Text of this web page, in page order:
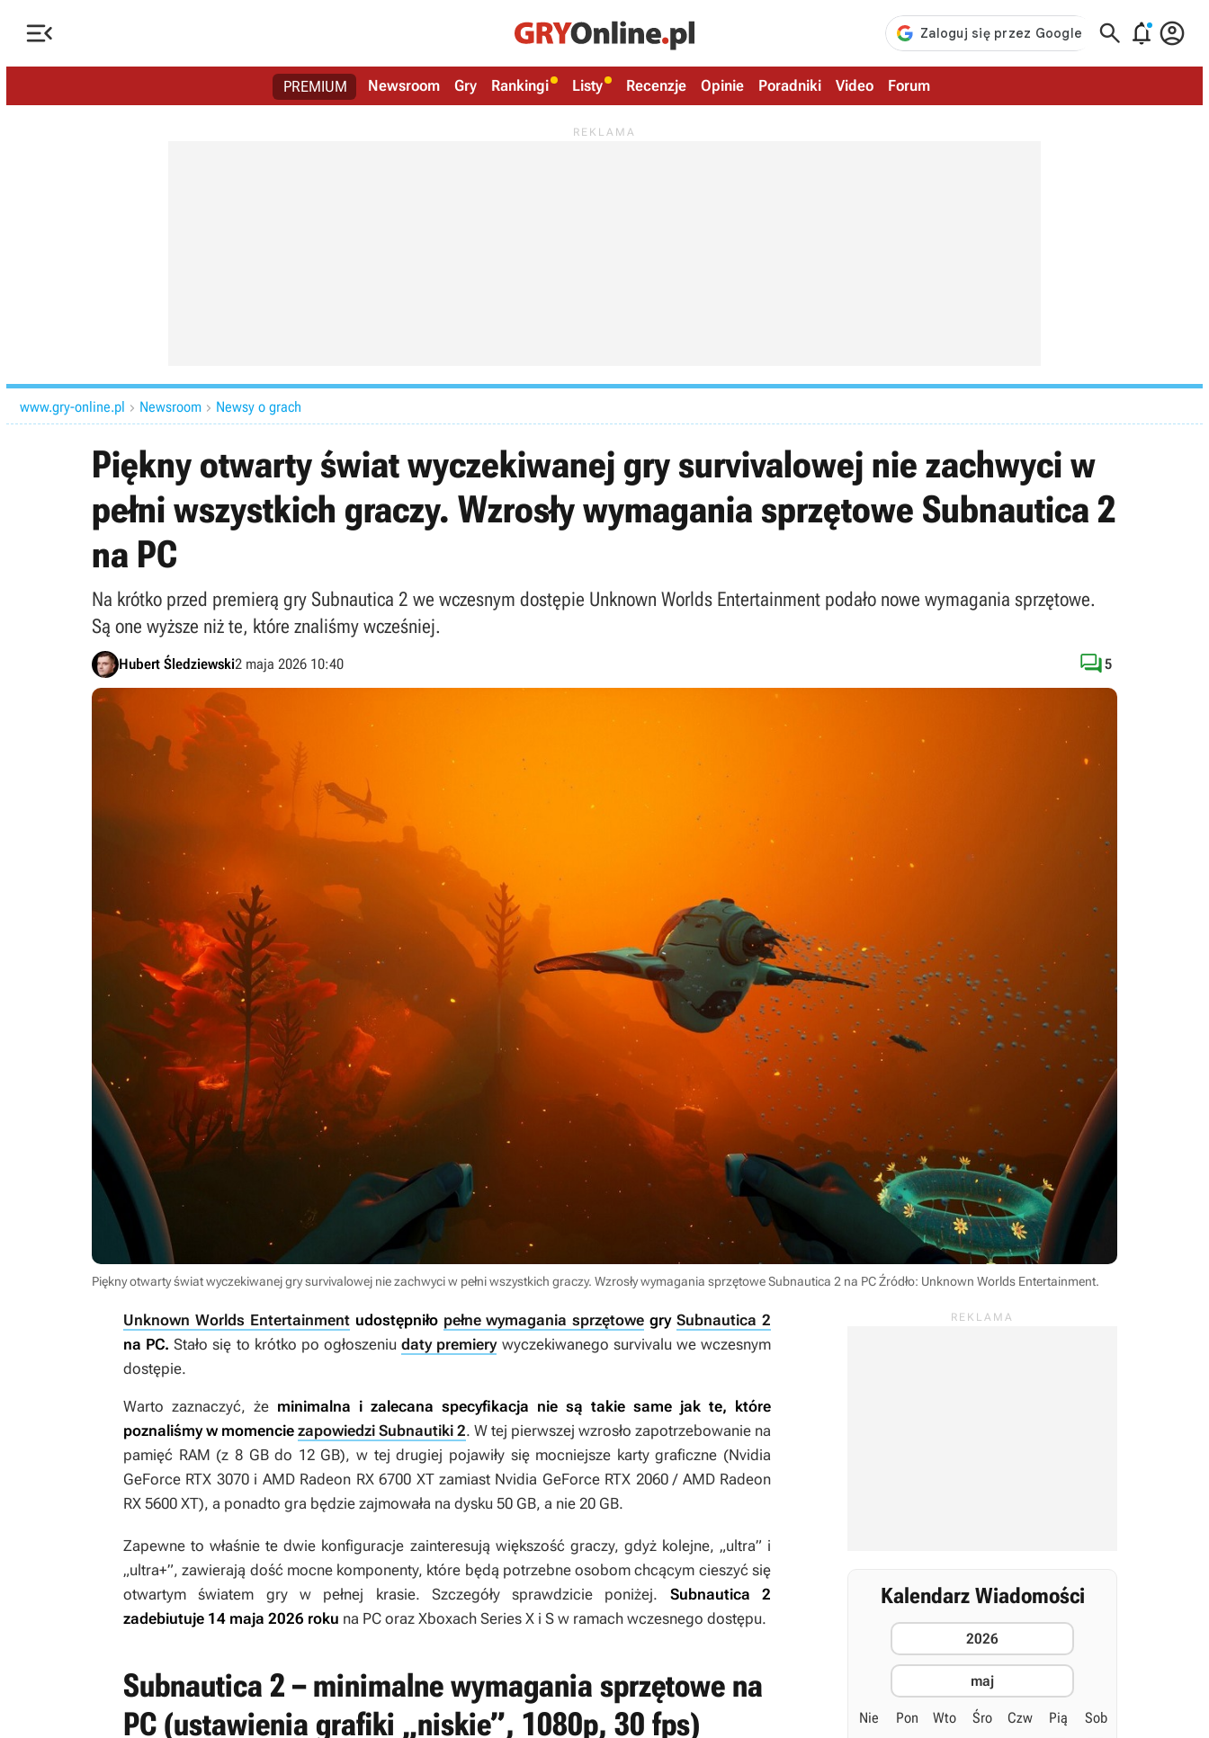
   
PREMIUM Newsroom Gry Rankingi Listy Recenzje Opinie Poradniki Video Forum
www.gry-online.pl  Newsroom  Newsy o grach
Piękny otwarty świat wyczekiwanej gry survivalowej nie zachwyci w
pełni wszystkich graczy. Wzrosły wymagania sprzętowe Subnautica 2
na PC
Na krótko przed premierą gry Subnautica 2 we wczesnym dostępie Unknown Worlds Entertainment podało nowe wymagania sprzętowe.
Są one wyższe niż te, które znaliśmy wcześniej.
Hubert Śledziewski2 maja 2026 10:40 5
Piękny otwarty świat wyczekiwanej gry survivalowej nie zachwyci w pełni wszystkich graczy. Wzrosły wymagania sprzętowe Subnautica 2 na PCŹródło: Unknown Worlds Entertainment.
Unknown Worlds Entertainmentudostępniło pełne wymagania sprzętowe grySubnautica 2
na PC. Stało się to krótko po ogłoszeniudaty premierywyczekiwanego survivalu we wczesnym
dostępie.
Warto zaznaczyć, że minimalna i zalecana specyfikacja nie są takie same jak te, które
poznaliśmy w momencie zapowiedzi Subnautiki 2. W tej pierwszej wzrosło zapotrzebowanie na
pamięć RAM (z 8 GB do 12 GB), w tej drugiej pojawiły się mocniejsze karty graficzne (Nvidia
GeForce RTX 3070 i AMD Radeon RX 6700 XT zamiast Nvidia GeForce RTX 2060 / AMD Radeon
RX 5600 XT), a ponadto gra będzie zajmowała na dysku 50 GB, a nie 20 GB.
Zapewne to właśnie te dwie konfiguracje zainteresują większość graczy, gdyż kolejne, „ultra” i
„ultra+”, zawierają dość mocne komponenty, które będą potrzebne osobom chcącym cieszyć się
otwartym światem gry w pełnej krasie. Szczegóły sprawdzicie poniżej. Subnautica 2
zadebiutuje 14 maja 2026 roku na PC oraz Xboxach Series X i S w ramach wczesnego dostępu.
Subnautica 2 – minimalne wymagania sprzętowe na
PC (ustawienia grafiki „niskie”, 1080p, 30 fps)
Kalendarz Wiadomości
2026
maj
Nie Pon Wto Śro Czw Pią Sob